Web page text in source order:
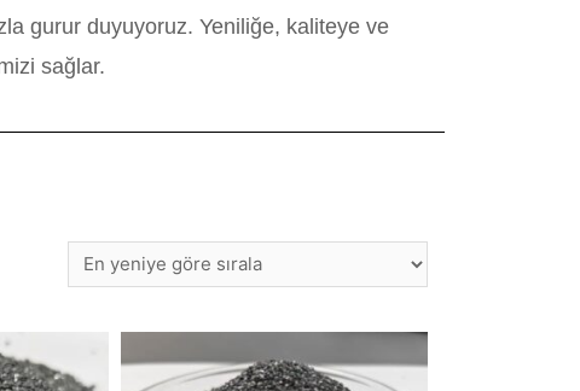
gurur duyuyoruz. Yeniliğe, kaliteye ve
sağlar.